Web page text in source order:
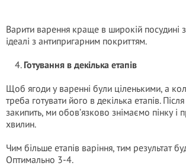
Варити варення краще в широкій посудині
ідеалі з антипригарним покриттям.
Готування в декілька етапів
Щоб ягоди у варенні були ціленькими, а
треба готувати його в декілька етапів.
закипить, ми обов’язково знімаємо пінку
хвилин.
Чим більше етапів варіння, тим результат
Оптимально 3-4.